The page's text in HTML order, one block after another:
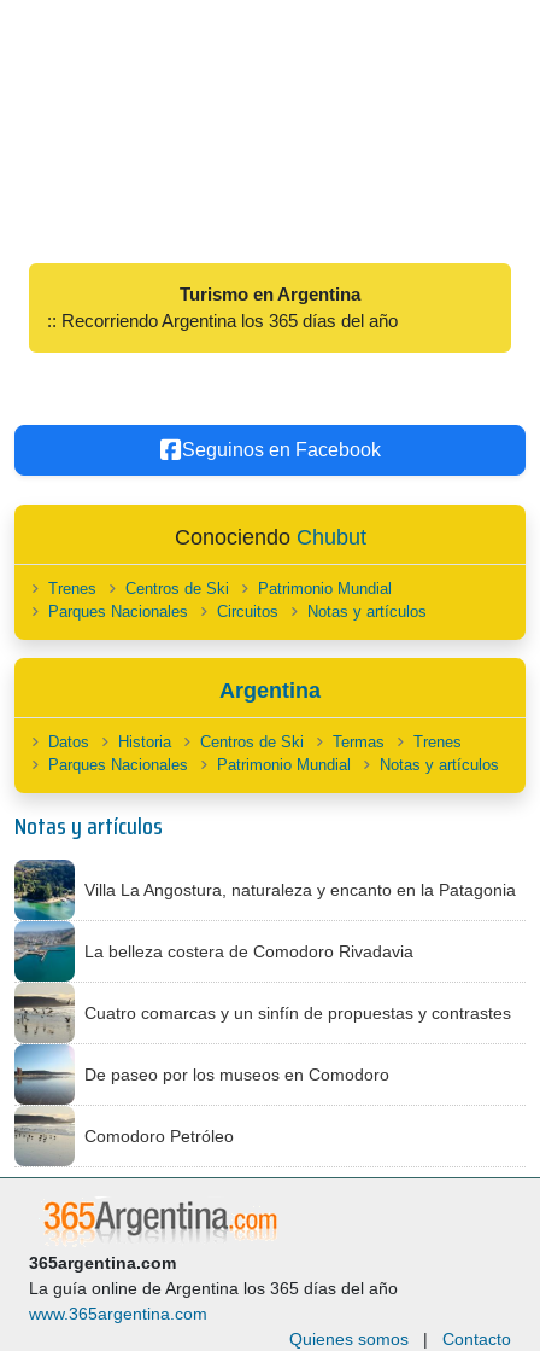
Turismo en Argentina
:: Recorriendo Argentina los 365 días del año
Seguinos en Facebook
Conociendo Chubut
Trenes Centros de Ski
Patrimonio Mundial
Parques Nacionales
Circuitos Notas y artículos
Argentina
Datos Historia Centros de Ski Termas
Trenes
Parques Nacionales
Patrimonio Mundial Notas y artículos
Notas y artículos
Villa La Angostura, naturaleza y encanto en la Patagonia
La belleza costera de Comodoro Rivadavia
Cuatro comarcas y un sinfín de propuestas y contrastes
De paseo por los museos en Comodoro
Comodoro Petróleo
365argentina.com
La guía online de Argentina los 365 días del año
www.365argentina.com
Quienes somos | Contacto